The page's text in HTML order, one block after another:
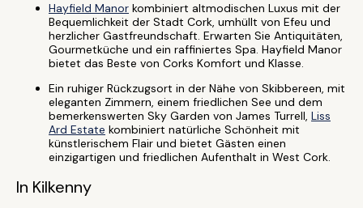
Hayfield Manor kombiniert altmodischen Luxus mit der
Bequemlichkeit der Stadt Cork, umhüllt von Efeu und
herzlicher Gastfreundschaft. Erwarten Sie Antiquitäten,
Gourmetküche und ein raffiniertes Spa. Hayfield Manor
bietet das Beste von Corks Komfort und Klasse.
Ein ruhiger Rückzugsort in der Nähe von Skibbereen, mit
eleganten Zimmern, einem friedlichen See und dem
bemerkenswerten Sky Garden von James Turrell, Liss
Ard Estate kombiniert natürliche Schönheit mit
künstlerischem Flair und bietet Gästen einen
einzigartigen und friedlichen Aufenthalt in West Cork.
In Kilkenny